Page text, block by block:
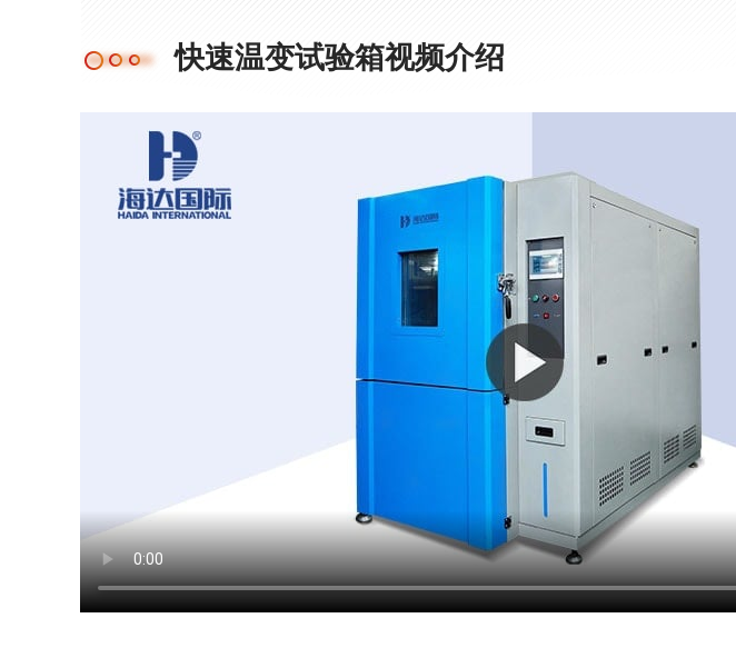
快速温变试验箱视频介绍